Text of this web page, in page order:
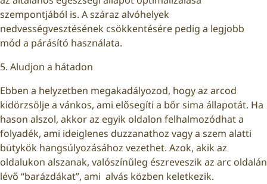
szempontjából is. A száraz alvóhelyek
nedvességvesztésének csökkentésére pedig a legjobb
mód a párásító használata.
5. Aludjon a hátadon
Ebben a helyzetben megakadályozod, hogy az arcod
kidörzsölje a vánkos, ami elősegíti a bőr sima állapotát. Ha
hason alszol, akkor az egyik oldalon felhalmozódhat a
folyadék, ami ideiglenes duzzanathoz vagy a szem alatti
bütykök hangsúlyozásához vezethet. Azok, akik az
oldalukon alszanak, valószínűleg észreveszik az arc oldalán
lévő “barázdákat”, ami alvás közben keletkezik.